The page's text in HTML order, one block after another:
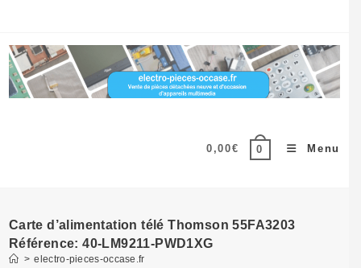
content
0,00€ 0 Menu
Carte d’alimentation télé Thomson 55FA3203
Référence: 40-LM9211-PWD1XG
> electro-pieces-occase.fr